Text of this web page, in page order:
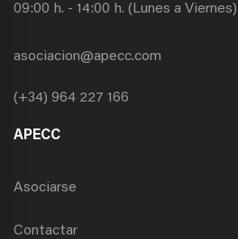
09:00 h. - 14:00 h. (Lunes a Viernes)
asociacion@apecc.com
(+34) 964 227 166
APECC
Asociarse
Contactar